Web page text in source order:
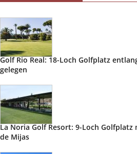
Golf Rio Real: 18-Loch Golfplatz
gelegen
La Noria Golf Resort: 9-Loch Golfplatz
de Mijas